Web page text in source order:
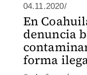
04.11.2020/
En
denuncia
forma